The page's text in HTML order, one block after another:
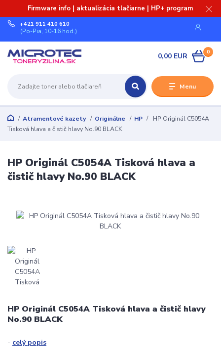
Firmware info | aktualizácia tlačiarne | HP+ program
Menu
+421 911 410 610
(Po-Pia, 10-16 hod.)
0
0,00 EUR
Atramentové kazety Originálne HP
HP Originál C5054A
Tisková hlava a čistič hlavy No.90 BLACK
HP Originál C5054A Tisková hlava a
čistič hlavy No.90 BLACK
HP Originál C5054A Tisková hlava a čistič hlavy
No.90 BLACK
- celý popis